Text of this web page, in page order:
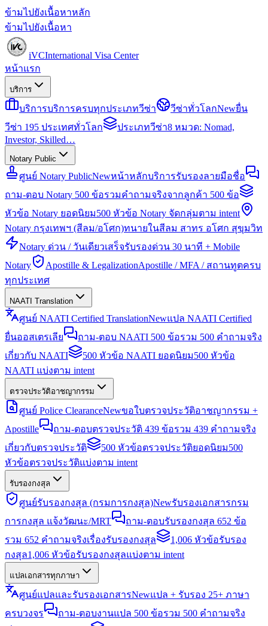
ข้ามไปยังเนื้อหาหลัก
ข้ามไปยังเนื้อหา
iVCInternational Visa Center
หน้าแรก
บริการ
บริการบริการครบทุกประเภทวีซ่า วีซ่าทั่วโลกNewยื่น
วีซ่า 195 ประเทศทั่วโลก
ประเภทวีซ่า8 หมวด: Nomad,
Investor, Skilled…
Notary Public
ศูนย์ Notary PublicNewหน้าหลักบริการรับรองลายมือชื่อ
ถาม-ตอบ Notary 500 ข้อรวมคำถามจริงจากลูกค้า 500 ข้อ
หัวข้อ Notary ยอดนิยม500 หัวข้อ Notary จัดกลุ่มตาม intent
Notary กรุงเทพฯ (สีลม/อโศก)ทนายในสีลม สาทร อโศก สุขุมวิท
Notary ด่วน / วันเดียวเสร็จรับรองด่วน 30 นาที + Mobile
Notary
Apostille & LegalizationApostille / MFA / สถานทูตครบ
ทุกประเทศ
NAATI Translation
ศูนย์ NAATI Certified TranslationNewแปล NAATI Certified
ยื่นออสเตรเลีย
ถาม-ตอบ NAATI 500 ข้อรวม 500 คำถามจริง
เกี่ยวกับ NAATI
500 หัวข้อ NAATI ยอดนิยม500 หัวข้อ
NAATI แบ่งตาม intent
ตรวจประวัติอาชญากรรม
ศูนย์ Police ClearanceNewขอใบตรวจประวัติอาชญากรรม +
Apostille
ถาม-ตอบตรวจประวัติ 439 ข้อรวม 439 คำถามจริง
เกี่ยวกับตรวจประวัติ
500 หัวข้อตรวจประวัติยอดนิยม500
หัวข้อตรวจประวัติแบ่งตาม intent
รับรองกงสุล
ศูนย์รับรองกงสุล (กรมการกงสุล)Newรับรองเอกสารกรม
การกงสุล แจ้งวัฒนะ/MRT
ถาม-ตอบรับรองกงสุล 652 ข้อ
รวม 652 คำถามจริงเรื่องรับรองกงสุล
1,006 หัวข้อรับรอง
กงสุล1,006 หัวข้อรับรองกงสุลแบ่งตาม intent
แปลเอกสารทุกภาษา
ศูนย์แปลและรับรองเอกสารNewแปล + รับรอง 25+ ภาษา
ครบวงจร
ถาม-ตอบงานแปล 500 ข้อรวม 500 คำถามจริง